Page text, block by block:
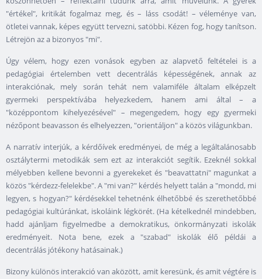
"értékel", kritikát fogalmaz meg, és – láss csodát! – véleménye van,
ötletei vannak, képes együtt tervezni, satöbbi. Kézen fog, hogy tanítson.
Létrejön az a bizonyos "mi".
Úgy vélem, hogy ezen vonások egyben az alapvető feltételei is a
pedagógiai értelemben vett decentrálás képességének, annak az
interakciónak, mely során tehát nem valamiféle általam elképzelt
gyermeki perspektívába helyezkedem, hanem ami által – a
"középpontom kihelyezésével" – megengedem, hogy egy gyermeki
nézőpont beavasson és elhelyezzen, "orientáljon" a közös világunkban.
A narratív interjúk, a kérdőívek eredményei, de még a legáltalánosabb
osztálytermi metodikák sem ezt az interakciót segítik. Ezeknél sokkal
mélyebben kellene bevonni a gyerekeket és "beavattatni" magunkat a
közös "kérdezz-felelekbe". A "mi van?" kérdés helyett talán a "mondd, mi
legyen, s hogyan?" kérdésekkel tehetnénk élhetőbbé és szerethetőbbé
pedagógiai kultúránkat, iskoláink légkörét. (Ha kételkednél mindebben,
hadd ajánljam figyelmedbe a demokratikus, önkormányzati iskolák
eredményeit. Nota bene, ezek a "szabad" iskolák élő példái a
decentrálás jótékony hatásainak.)
Bizony különös interakció van aközött, amit keresünk, és amit végtére is